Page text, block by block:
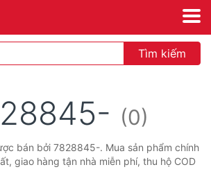
Tìm kiếm
(0)
bán bởi 7828845-. Mua sản phẩm chính
giao hàng tận nhà miễn phí, thu hộ COD